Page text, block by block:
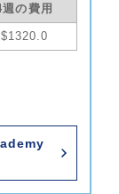
週の費用
$1320.0